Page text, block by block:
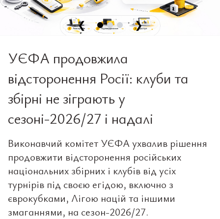
❮ ❯
УЄФА продовжила
відсторонення Росії: клуби та
збірні не зіграють у
сезоні-2026/27 і надалі
Виконавчий комітет УЄФА ухвалив рішення
продовжити відсторонення російських
національних збірних і клубів від усіх
турнірів під своєю егідою, включно з
єврокубками, Лігою націй та іншими
змаганнями, на сезон-2026/27.